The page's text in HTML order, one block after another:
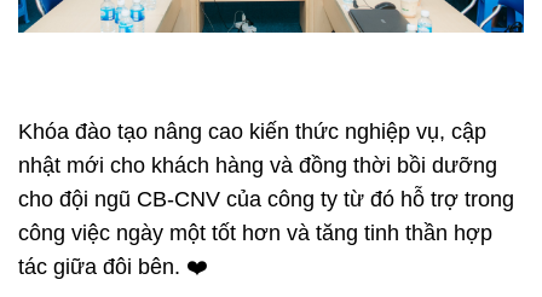
Khóa đào tạo nâng cao kiến thức nghiệp vụ, cập
nhật mới cho khách hàng và đồng thời bồi dưỡng
cho đội ngũ CB-CNV của công ty từ đó hỗ trợ trong
công việc ngày một tốt hơn và tăng tinh thần hợp
tác giữa đôi bên. ❤️